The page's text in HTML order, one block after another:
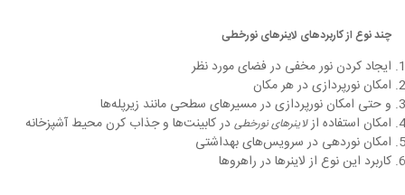
چند نوع از کاربردهای لاینرهای نورخطی
ایجاد کردن نور مخفی در فضای مورد نظر
امکان نورپردازی در هر مکان
و حتی امکان نورپردازی در مسیرهای سطحی مانند زیرپله‌ها
امکان استفاده ازلاینرهای نورخطی در کابینت‌ها و جذاب کرن محیط آشپزخانه
امکان نوردهی در سرویس‌های بهداشتی
کاربرد این نوع از لاینرها در راهروها